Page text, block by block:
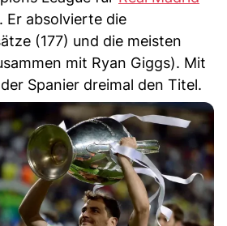
. Er absolvierte die
(177) und die meisten
mit Ryan Giggs). Mit
Spanier dreimal den Titel.